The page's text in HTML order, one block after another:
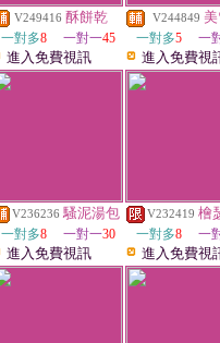
V249416 酥餅乾
一對多8 一對一45
進入免費視訊
V244849
一對多5 一
進入免費視
V236236 騷泥湯包
一對多8 一對一30
進入免費視訊
V232419 檜
一對多8 一
進入免費視